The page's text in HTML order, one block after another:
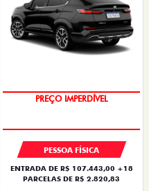
COM USADO NA TROCA
PESSOA FÍSICA
ENTRADA DE R$ 107.443,00 +18
PARCELAS DE R$ 2.820,83